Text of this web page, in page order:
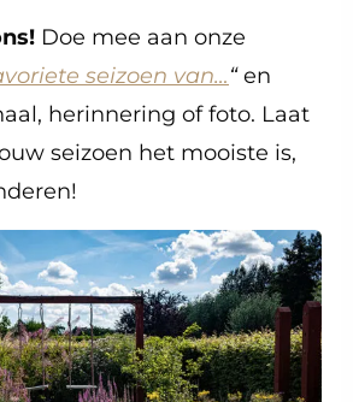
Doe mee aan onze
seizoen van…“en
herinnering of foto. Laat
seizoen het mooiste is,